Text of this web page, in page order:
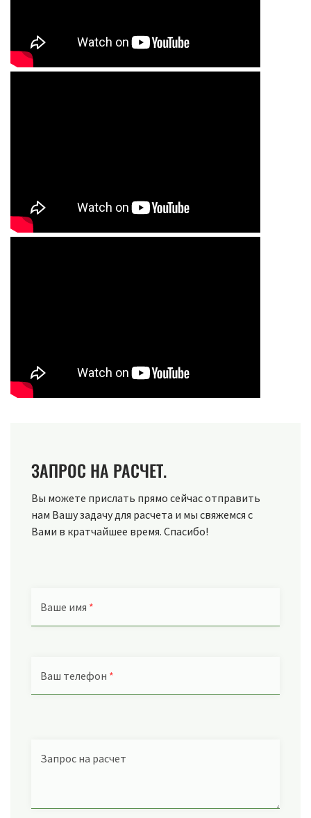
ЗАПРОС НА РАСЧЕТ.
Вы можете прислать прямо сейчас отправить
нам Вашу задачу для расчета и мы свяжемся с
Вами в кратчайшее время. Спасибо!
Ваше имя *
Ваш телефон *
Запрос на расчет